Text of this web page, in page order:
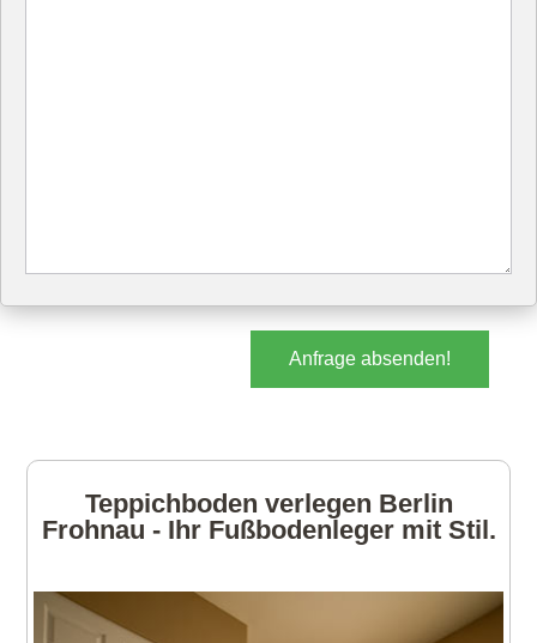
Anfrage absenden!
Teppichboden verlegen Berlin
Frohnau - Ihr Fußbodenleger mit Stil.